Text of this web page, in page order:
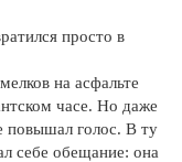
просто в
на асфальте
часе. Но даже
повышал голос. В ту
себе обещание: она